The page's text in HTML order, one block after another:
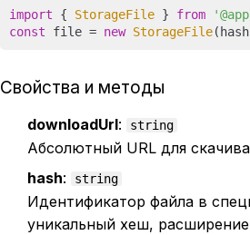
import { StorageFile } from
const file = new StorageFile
Свойства и методы
downloadUrl: string
Абсолютный URL для
hash: string
Идентификатор файла в
уникальный хеш,